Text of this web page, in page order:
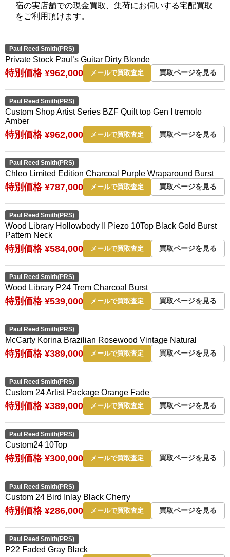
宿の実店舗での現金買取、集荷にお伺いする宅配買取
をご利用頂けます。
Paul Reed Smith(PRS)
Private Stock Paul’s Guitar Dirty Blonde
特別価格 ¥962,000 メールで買取査定 買取ページを見る
Paul Reed Smith(PRS)
Custom Shop Artist Series BZF Quilt top Gen I tremolo
Amber
特別価格 ¥962,000 メールで買取査定 買取ページを見る
Paul Reed Smith(PRS)
Chleo Limited Edition Charcoal Purple Wraparound Burst
特別価格 ¥787,000 メールで買取査定 買取ページを見る
Paul Reed Smith(PRS)
Wood Library Hollowbody II Piezo 10Top Black Gold Burst
Pattern Neck
特別価格 ¥584,000 メールで買取査定 買取ページを見る
Paul Reed Smith(PRS)
Wood Library P24 Trem Charcoal Burst
特別価格 ¥539,000 メールで買取査定 買取ページを見る
Paul Reed Smith(PRS)
McCarty Korina Brazilian Rosewood Vintage Natural
特別価格 ¥389,000 メールで買取査定 買取ページを見る
Paul Reed Smith(PRS)
Custom 24 Artist Package Orange Fade
特別価格 ¥389,000 メールで買取査定 買取ページを見る
Paul Reed Smith(PRS)
Custom24 10Top
特別価格 ¥300,000 メールで買取査定 買取ページを見る
Paul Reed Smith(PRS)
Custom 24 Bird Inlay Black Cherry
特別価格 ¥286,000 メールで買取査定 買取ページを見る
Paul Reed Smith(PRS)
P22 Faded Gray Black